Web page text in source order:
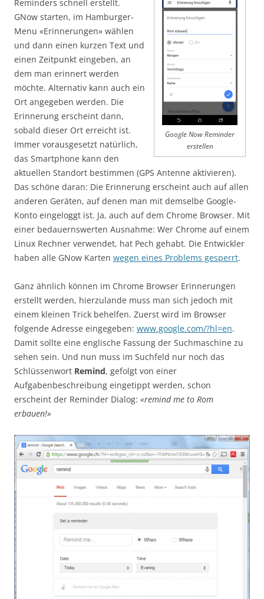
Google Now Reminder
erstellen
Reminders schnell erstellt.
GNow starten, im Hamburger-
Menu «Erinnerungen» wählen
und dann einen kurzen Text und
einen Zeitpunkt eingeben, an
dem man erinnert werden
möchte. Alternativ kann auch ein
Ort angegeben werden. Die
Erinnerung erscheint dann,
sobald dieser Ort erreicht ist.
Immer vorausgesetzt natürlich,
das Smartphone kann den
aktuellen Standort bestimmen (GPS Antenne aktivieren).
Das schöne daran: Die Erinnerung erscheint auch auf allen
anderen Geräten, auf denen man mit demselbe Google-
Konto eingeloggt ist. Ja, auch auf dem Chrome Browser. Mit
einer bedauernswerten Ausnahme: Wer Chrome auf einem
Linux Rechner verwendet, hat Pech gehabt. Die Entwickler
haben alle GNow Karten wegen eines Problems gesperrt.
Ganz ähnlich können im Chrome Browser Erinnerungen
erstellt werden, hierzulande muss man sich jedoch mit
einem kleinen Trick behelfen. Zuerst wird im Browser
folgende Adresse eingegeben: www.google.com/?hl=en.
Damit sollte eine englische Fassung der Suchmaschine zu
sehen sein. Und nun muss im Suchfeld nur noch das
Schlüssenwort Remind, gefolgt von einer
Aufgabenbeschreibung eingetippt werden, schon
erscheint der Reminder Dialog: «remind me to Rom
erbauen!»